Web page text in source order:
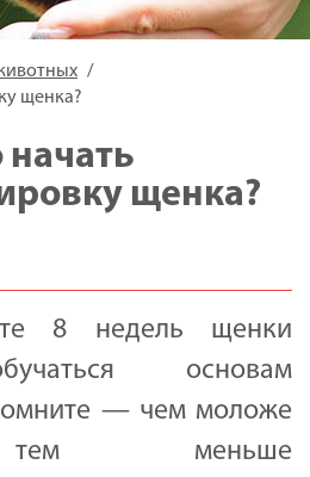
щенка?
щенка?
8 недель щенки
основам
— чем моложе
меньше